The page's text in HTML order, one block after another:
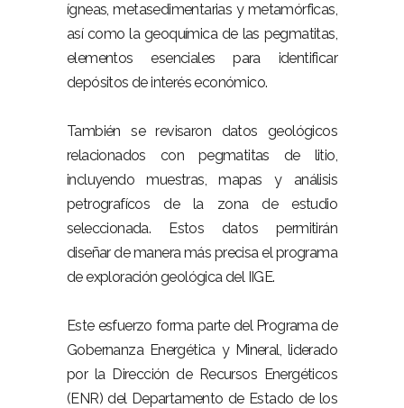
ígneas, metasedimentarias y metamórficas,
así como la geoquímica de las pegmatitas,
elementos esenciales para identificar
depósitos de interés económico.
También se revisaron datos geológicos
relacionados con pegmatitas de litio,
incluyendo muestras, mapas y análisis
petrografícos de la zona de estudio
seleccionada. Estos datos permitirán
diseñar de manera más precisa el programa
de exploración geológica del IIGE.
Este esfuerzo forma parte del Programa de
Gobernanza Energética y Mineral, liderado
por la Dirección de Recursos Energéticos
(ENR) del Departamento de Estado de los